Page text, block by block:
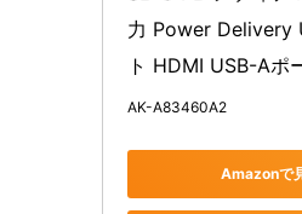
力 Power Delivery
ト HDMI USB-Aポ
AK-A83460A2
Amazonで